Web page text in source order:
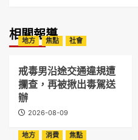
相關報導
地方 焦點 社會
戒毒男沿途交通違規遭
攔查，再被揪出毒駕送
辦
2026-08-09
地方
消費 焦點